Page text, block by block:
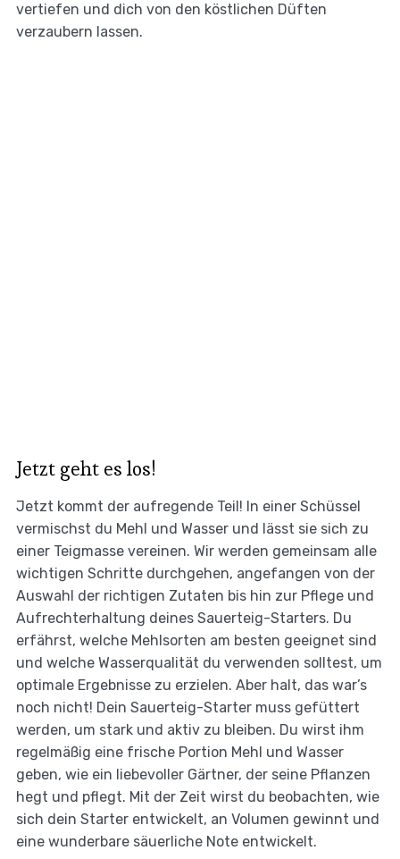
vertiefen und dich von den köstlichen Düften
verzaubern lassen.
Jetzt geht es los!
Jetzt kommt der aufregende Teil! In einer Schüssel
vermischst du Mehl und Wasser und lässt sie sich zu
einer Teigmasse vereinen. Wir werden gemeinsam alle
wichtigen Schritte durchgehen, angefangen von der
Auswahl der richtigen Zutaten bis hin zur Pflege und
Aufrechterhaltung deines Sauerteig-Starters. Du
erfährst, welche Mehlsorten am besten geeignet sind
und welche Wasserqualität du verwenden solltest, um
optimale Ergebnisse zu erzielen. Aber halt, das war’s
noch nicht! Dein Sauerteig-Starter muss gefüttert
werden, um stark und aktiv zu bleiben. Du wirst ihm
regelmäßig eine frische Portion Mehl und Wasser
geben, wie ein liebevoller Gärtner, der seine Pflanzen
hegt und pflegt. Mit der Zeit wirst du beobachten, wie
sich dein Starter entwickelt, an Volumen gewinnt und
eine wunderbare säuerliche Note entwickelt.